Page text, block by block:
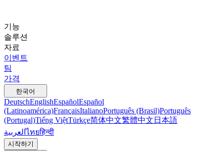
기능
솔루션
자료
이벤트
팀
가격
한국어
DeutschEnglishEspañolEspañol
(Latinoamérica)FrançaisItalianoPortuguês (Brasil)Português
(Portugal)Tiếng ViệtTürkçe简体中文繁體中文 日本語
العربيةไทยहिन्दी
시작하기